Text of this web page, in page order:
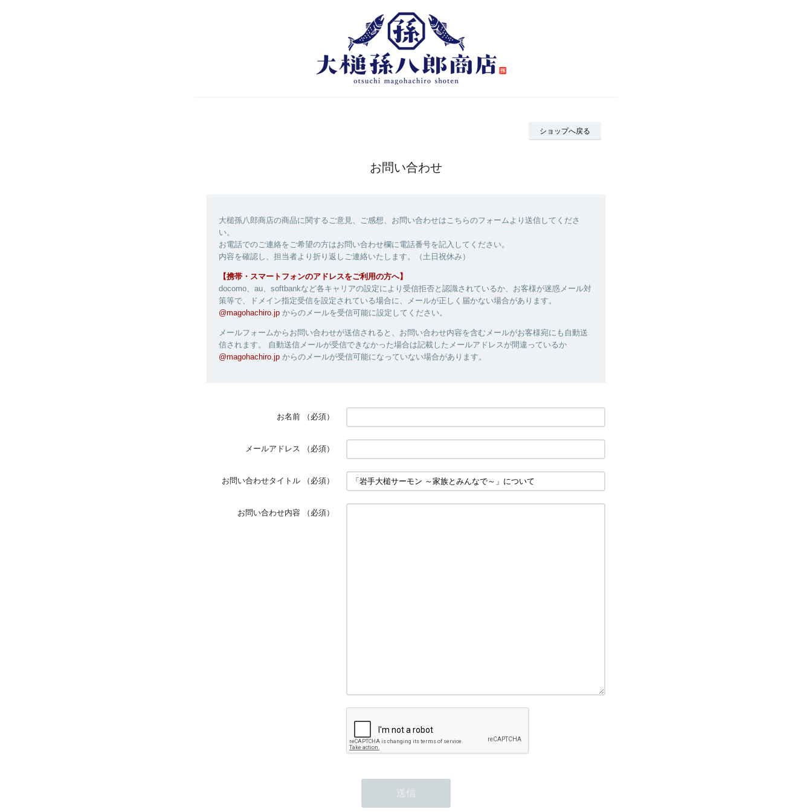
ショップへ戻る
お問い合わせ
大槌孫八郎商店の商品に関するご意見、ご感想、お問い合わせはこちらのフォームより送信してくださ
い。
お電話でのご連絡をご希望の方はお問い合わせ欄に電話番号を記入してください。
内容を確認し、担当者より折り返しご連絡いたします。（土日祝休み）
【携帯・スマートフォンのアドレスをご利用の方へ】
docomo、au、softbankなど各キャリアの設定により受信拒否と認識されているか、お客様が迷惑メール対
策等で、ドメイン指定受信を設定されている場合に、メールが正しく届かない場合があります。
@magohachiro.jp からのメールを受信可能に設定してください。
メールフォームからお問い合わせが送信されると、お問い合わせ内容を含むメールがお客様宛にも自動送
信されます。 自動送信メールが受信できなかった場合は記載したメールアドレスが間違っているか
@magohachiro.jp からのメールが受信可能になっていない場合があります。
お名前 （必須）
メールアドレス （必須）
お問い合わせタイトル （必須）
お問い合わせ内容 （必須）